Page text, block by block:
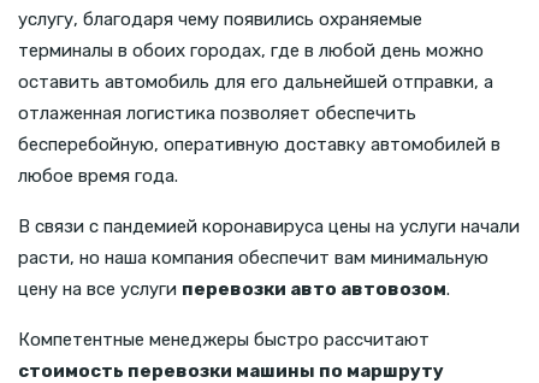
услугу, благодаря чему появились охраняемые
терминалы в обоих городах, где в любой день можно
оставить автомобиль для его дальнейшей отправки, а
отлаженная логистика позволяет обеспечить
бесперебойную, оперативную доставку автомобилей в
любое время года.
В связи с пандемией коронавируса цены на услуги начали
расти, но наша компания обеспечит вам минимальную
цену на все услуги перевозки авто автовозом.
Компетентные менеджеры быстро рассчитают
стоимость перевозки машины по маршруту